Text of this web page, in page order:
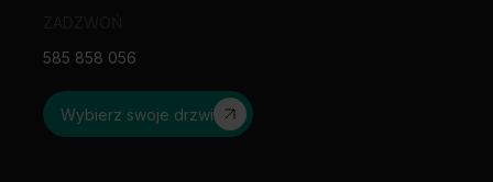
585 858 056
Wybierz swoje drzwi